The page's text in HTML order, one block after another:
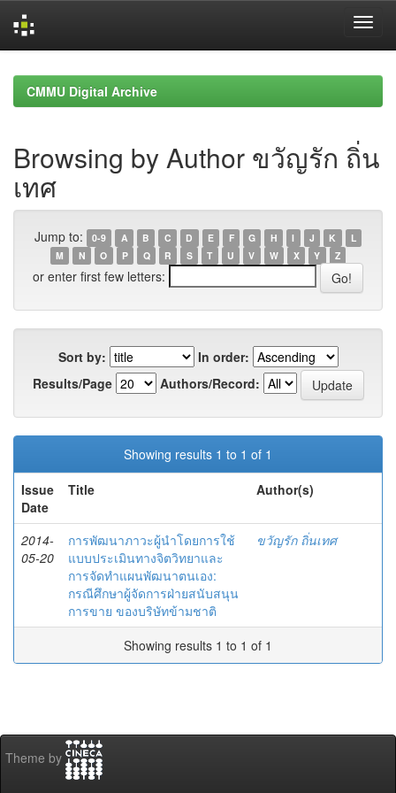
navigationCMMU Digital Archive
Browsing by Author ขวัญรัก ถิ่น
เทศ
Jump to: 0-9 A B C D E F G H I J K
L
M
N O P Q R S T U V W X Y Z
or enter first few letters:
Sort by:
In order:
Results/Page
Authors/Record:
Showing results 1 to 1 of 1
Issue
Date
Title Author(s)
2014-
05-20
การพัฒนาภาวะผู้นำโดยการใช้
แบบประเมินทางจิตวิทยาและ
การจัดทำแผนพัฒนาตนเอง:
กรณีศึกษาผู้จัดการฝ่ายสนับสนุน
การขาย ของบริษัทข้ามชาติ
ขวัญรัก ถิ่นเทศ
Showing results 1 to 1 of 1
Theme by